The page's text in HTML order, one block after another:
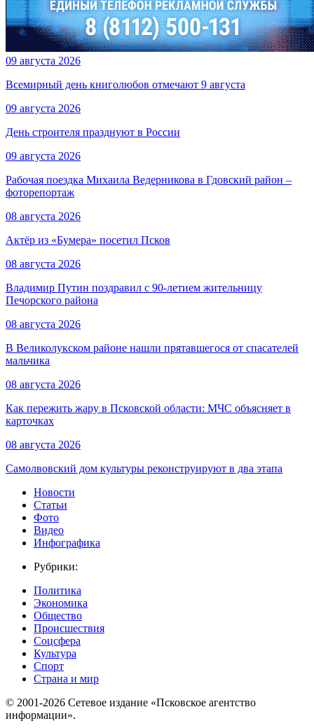
09 августа 2026
Всемирный день книголюбов отмечают 9 августа
09 августа 2026
День строителя празднуют в России
09 августа 2026
Рабочая поездка Михаила Ведерникова в Гдовский район –
фоторепортаж
08 августа 2026
Актёр из «Бумера» посетил Псков
08 августа 2026
Владимир Путин поздравил с 90-летием жительницу
Печорского района
08 августа 2026
В Великолукском районе нашли прятавшегося от спасателей
мальчика
08 августа 2026
Как пережить жару в Псковской области: МЧС объясняет в
карточках
08 августа 2026
Самолвовский дом культуры реконструируют в два этапа
Новости
Статьи
Фото
Видео
Инфографика
Рубрики:
Политика
Экономика
Общество
Происшествия
Соцсфера
Культура
Спорт
Страна и мир
© 2001-2026 Сетевое издание «Псковское агентство
информации».